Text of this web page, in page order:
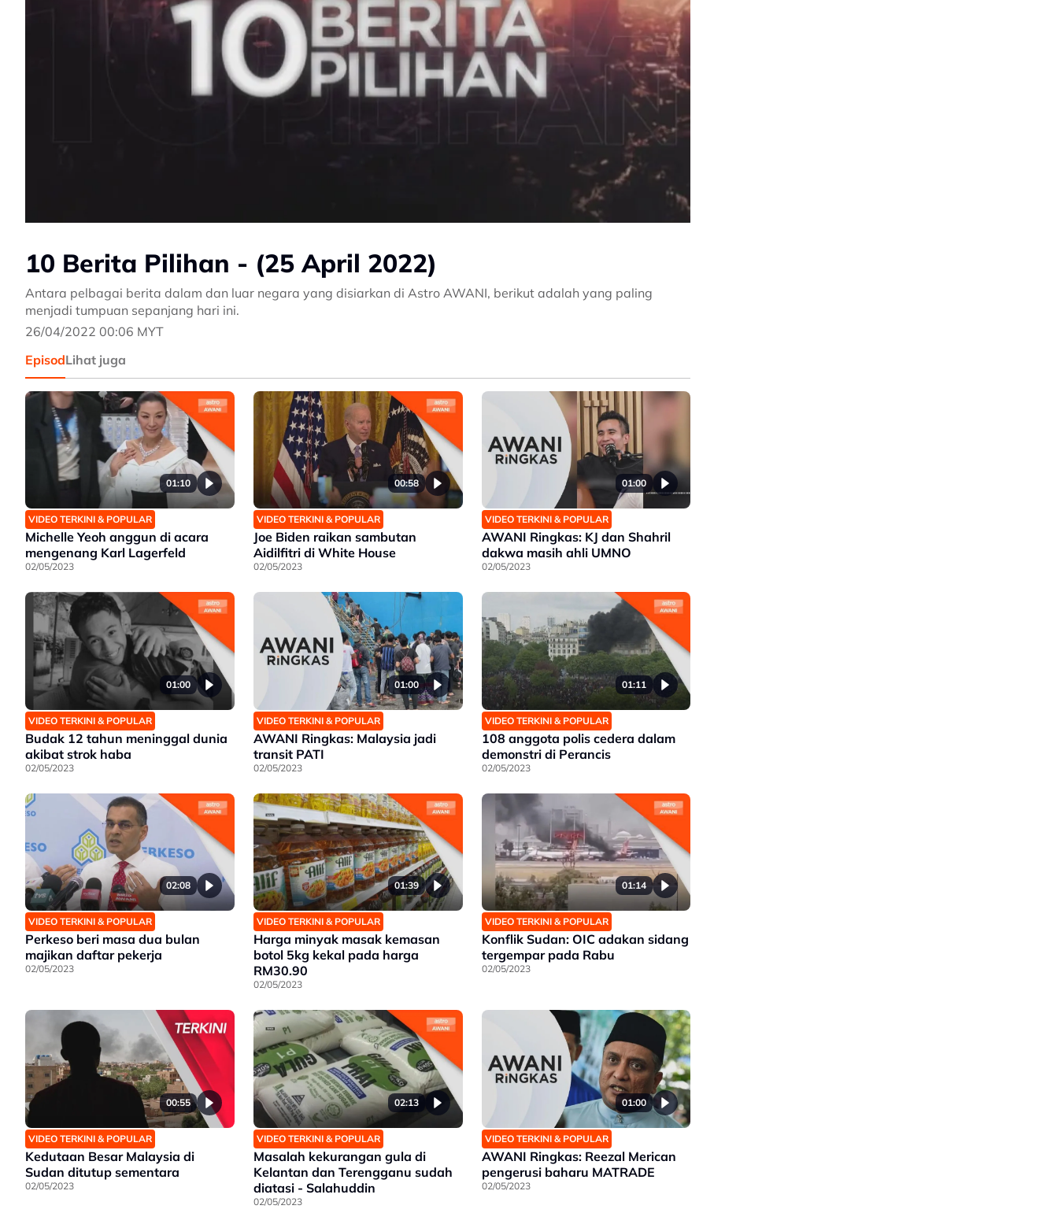
10 Berita Pilihan - (25 April 2022)
Antara pelbagai berita dalam dan luar negara yang disiarkan di Astro AWANI, berikut adalah yang paling
menjadi tumpuan sepanjang hari ini.
26/04/2022 00:06 MYT
EpisodLihat juga
01:10
VIDEO TERKINI & POPULAR
Michelle Yeoh anggun di acara
mengenang Karl Lagerfeld
02/05/2023
00:58
VIDEO TERKINI & POPULAR
Joe Biden raikan sambutan
Aidilfitri di White House
02/05/2023
01:00
VIDEO TERKINI & POPULAR
AWANI Ringkas: KJ dan Shahril
dakwa masih ahli UMNO
02/05/2023
01:00
VIDEO TERKINI & POPULAR
Budak 12 tahun meninggal dunia
akibat strok haba
02/05/2023
01:00
VIDEO TERKINI & POPULAR
AWANI Ringkas: Malaysia jadi
transit PATI
02/05/2023
01:11
VIDEO TERKINI & POPULAR
108 anggota polis cedera dalam
demonstri di Perancis
02/05/2023
02:08
VIDEO TERKINI & POPULAR
Perkeso beri masa dua bulan
majikan daftar pekerja
02/05/2023
01:39
VIDEO TERKINI & POPULAR
Harga minyak masak kemasan
botol 5kg kekal pada harga
RM30.90
02/05/2023
01:14
VIDEO TERKINI & POPULAR
Konflik Sudan: OIC adakan sidang
tergempar pada Rabu
02/05/2023
00:55
VIDEO TERKINI & POPULAR
Kedutaan Besar Malaysia di
Sudan ditutup sementara
02/05/2023
02:13
VIDEO TERKINI & POPULAR
Masalah kekurangan gula di
Kelantan dan Terengganu sudah
diatasi - Salahuddin
02/05/2023
01:00
VIDEO TERKINI & POPULAR
AWANI Ringkas: Reezal Merican
pengerusi baharu MATRADE
02/05/2023